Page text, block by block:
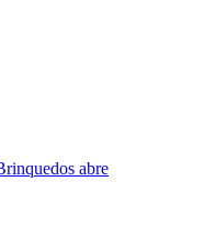
abre